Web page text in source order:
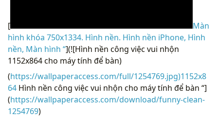
[
Màn
hình khóa 750x1334. Hình nền. Hình nền iPhone, Hình
nền, Màn hình “](![Hình nền công việc vui nhộn
1152x864 cho máy tính để bàn)
(https://wallpaperaccess.com/full/1254769.jpg)1152x8
64 Hình nền công việc vui nhộn cho máy tính để bàn “]
(https://wallpaperaccess.com/download/funny-clean-
1254769)